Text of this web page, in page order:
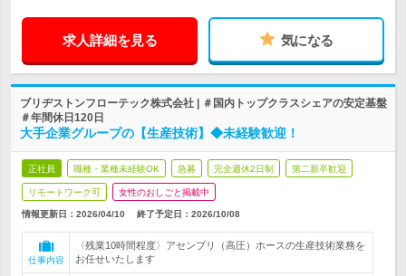
求人詳細を見る 気になる
ブリヂストンフローテック株式会社 | ＃国内トップクラスシェアの安定基盤
＃年間休日120日
大手企業グループの【生産技術】◆未経験歓迎！
正社員 職種・業種未経験OK 急募 完全週休2日制 第二新卒歓迎
リモートワーク可 女性のおしごと掲載中
情報更新日：2026/04/10 終了予定日： 2026/10/08
仕事内容
〈残業10時間程度〉アセンブリ（高圧）ホースの生産技術業務を
お任せいたします